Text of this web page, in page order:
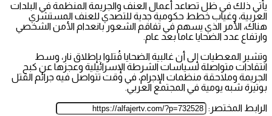
يأتي ذلك في ظل تصاعد أعمال العنف والجريمة المنظمة في البلدات
العربية، وغياب خطط حكومية جدية للتصدي للعنف المستشري
هناك، الأمر الذي يسهم في تفاقم الشعور بانعدام الأمن الشخصي
وارتفاع عدد الضحايا عاما بعد عام.
وتشير المعطيات إلى أن غالبية الضحايا قُتلوا بإطلاق نار، وسط
انتقادات متواصلة لسياسات الشرطة الإسرائيلية وعجزها عن كبح
الجريمة وملاحقة منظمات الإجرام، في وقت تتواصل فيه جرائم القتل
بوتيرة شبه يومية في المجتمع العربي.
الرابط المختصر: